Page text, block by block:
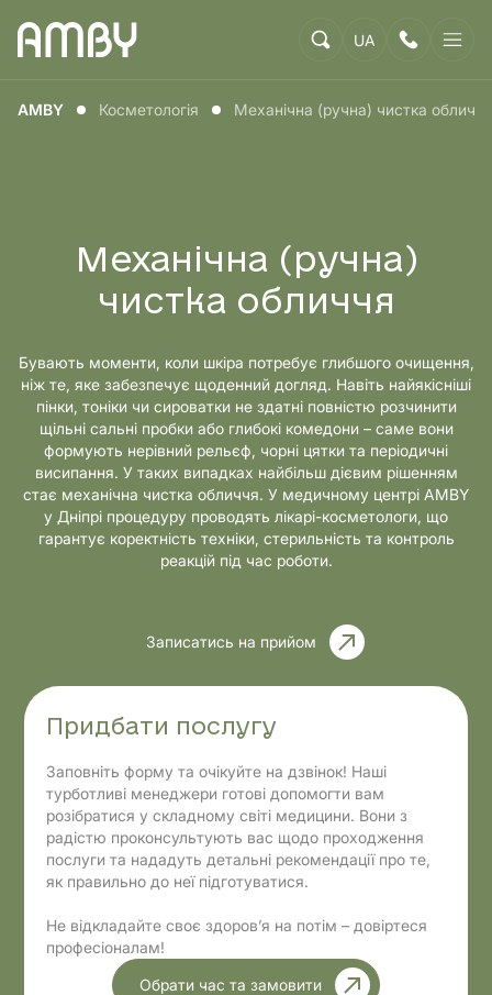
UA
AMBY Косметологія Механічна (ручна) чистка обличчя
Механічна (ручна)
чистка обличчя
Бувають моменти, коли шкіра потребує глибшого очищення,
ніж те, яке забезпечує щоденний догляд. Навіть найякісніші
пінки, тоніки чи сироватки не здатні повністю розчинити
щільні сальні пробки або глибокі комедони – саме вони
формують нерівний рельєф, чорні цятки та періодичні
висипання. У таких випадках найбільш дієвим рішенням
стає механічна чистка обличчя. У медичному центрі AMBY
у Дніпрі процедуру проводять лікарі-косметологи, що
гарантує коректність техніки, стерильність та контроль
реакцій під час роботи.
Записатись на прийом
Придбати послугу
Заповніть форму та очікуйте на дзвінок! Наші
турботливі менеджери готові допомогти вам
розібратися у складному світі медицини. Вони з
радістю проконсультують вас щодо проходження
послуги та нададуть детальні рекомендації про те,
як правильно до неї підготуватися.
Не відкладайте своє здоров’я на потім – довіртеся
професіоналам!
Обрати час та замовити